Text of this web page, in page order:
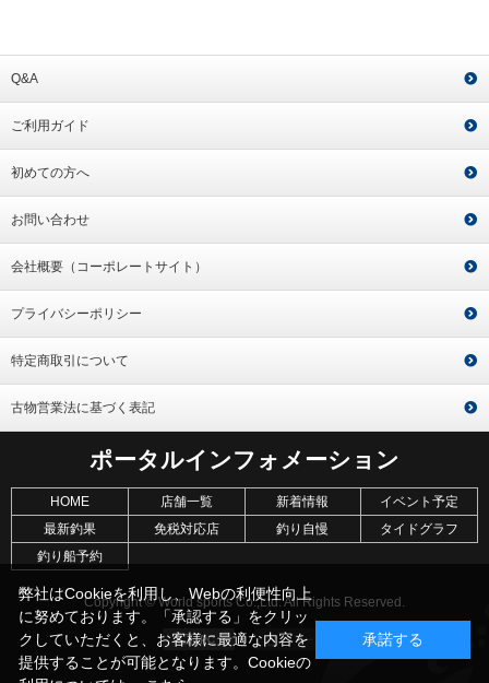
Q&A
ご利用ガイド
初めての方へ
お問い合わせ
会社概要（コーポレートサイト）
プライバシーポリシー
特定商取引について
古物営業法に基づく表記
ポータルインフォメーション
HOME 店舗一覧 新着情報
イベント予定
最新釣果
免税対応店 釣り自慢
タイドグラフ
釣り船予約
Copyright © World sports Co.,Ltd. All Rights Reserved.
弊社はCookieを利用し、Webの利便性向上
に努めております。「承認する」をクリッ
クしていただくと、お客様に最適な内容を
提供することが可能となります。Cookieの
承諾する